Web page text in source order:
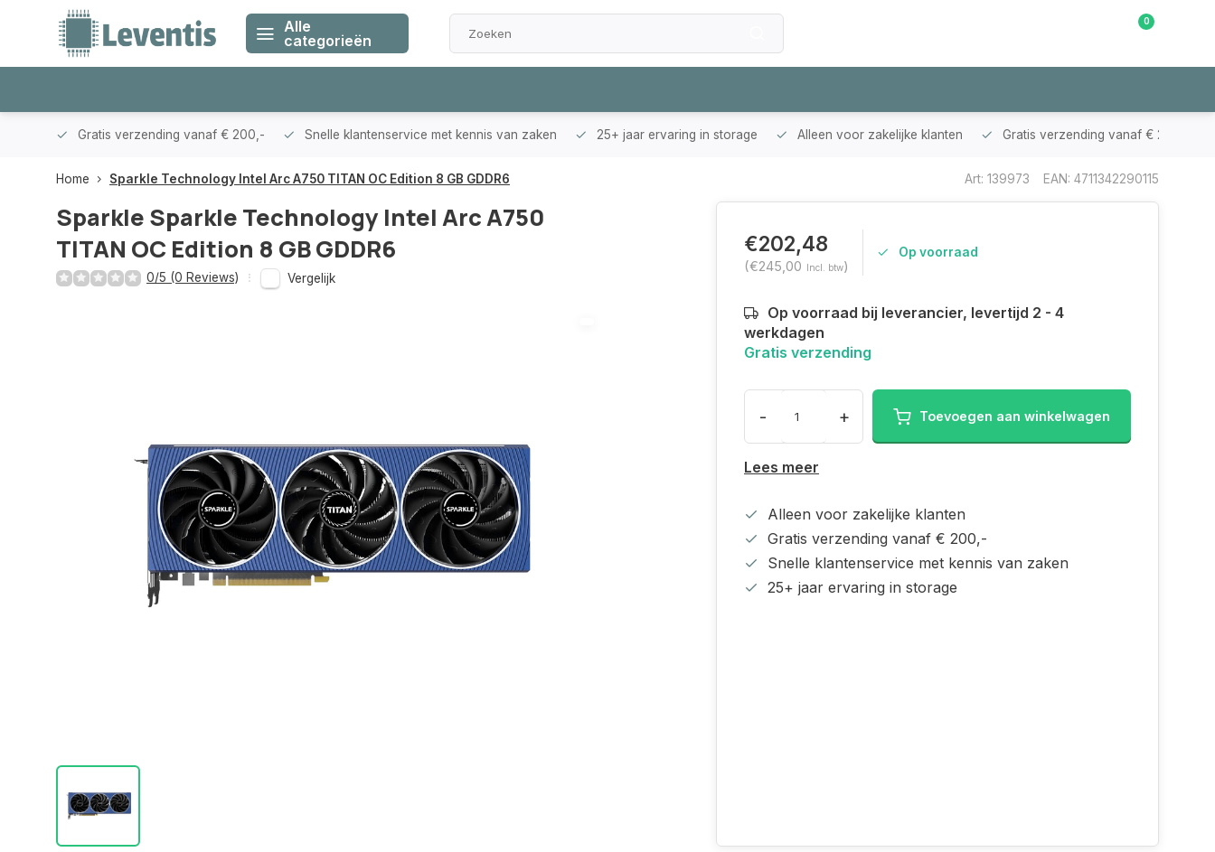
Alle
categorieën
0
Gratis verzending vanaf € 200,- Snelle klantenservice met kennis van zaken 25+ jaar ervaring in storage Alleen voor zakelijke klanten Gratis verzending vanaf € 200,-
Home Sparkle Technology Intel Arc A750 TITAN OC Edition 8 GB GDDR6 Art: 139973 EAN: 4711342290115
Sparkle Sparkle Technology Intel Arc A750
TITAN OC Edition 8 GB GDDR6
0/5 (0 Reviews) Vergelijk
€202,48
(€245,00 Incl. btw)
Op voorraad
Op voorraad bij leverancier, levertijd 2 - 4
werkdagen
Gratis verzending
- + Toevoegen aan winkelwagen
Lees meer
Alleen voor zakelijke klanten
Gratis verzending vanaf € 200,-
Snelle klantenservice met kennis van zaken
25+ jaar ervaring in storage